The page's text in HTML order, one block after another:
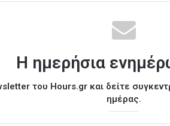
Η ημερήσια
του Hours.gr και δείτε
ημέρας.